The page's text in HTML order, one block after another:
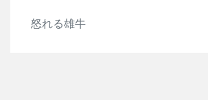
怒れる雄牛